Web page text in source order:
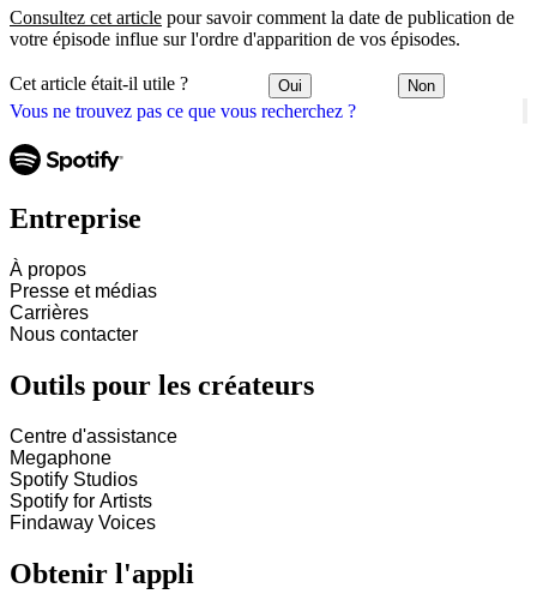
Vous ne trouvez pas ce que vous recherchez ?
Consultez cet article pour savoir comment la date de publication de
votre épisode influe sur l'ordre d'apparition de vos épisodes.
Cet article était-il utile ? Oui Non
Entreprise
À propos
Presse et médias
Carrières
Nous contacter
Outils pour les créateurs
Centre d'assistance
Megaphone
Spotify Studios
Spotify for Artists
Findaway Voices
Obtenir l'appli